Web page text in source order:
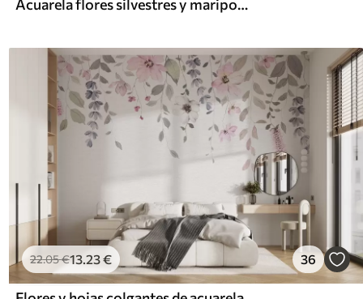
Acuarela flores silvestres y mariposas
22.05€13.23€ 36